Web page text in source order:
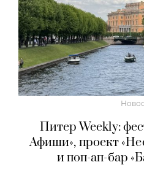
Питер Weekly:
Афиши», проект
и поп-ап-бар